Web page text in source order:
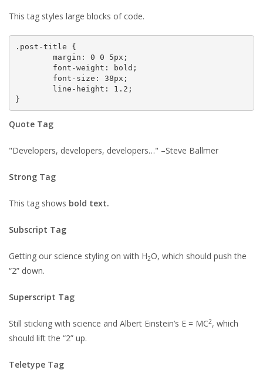
This tag styles large blocks of code.
.post-title {
}
Quote Tag
Developers, developers, developers… –Steve Ballmer
Strong Tag
This tag shows bold text.
Subscript Tag
Getting our science styling on with H2O, which should push the
“2” down.
Superscript Tag
Still sticking with science and Albert Einstein’s E = MC2, which
should lift the “2” up.
Teletype Tag